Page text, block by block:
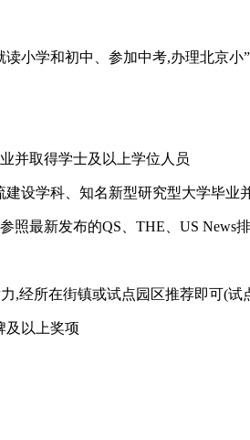
学和初中、参加中考,办理北京小”
并取得学士及以上学位人员
设学科、知名新型研究型大学毕业
最新发布的QS、THE、US News
所在街镇或试点园区推荐即可(试
以上奖项